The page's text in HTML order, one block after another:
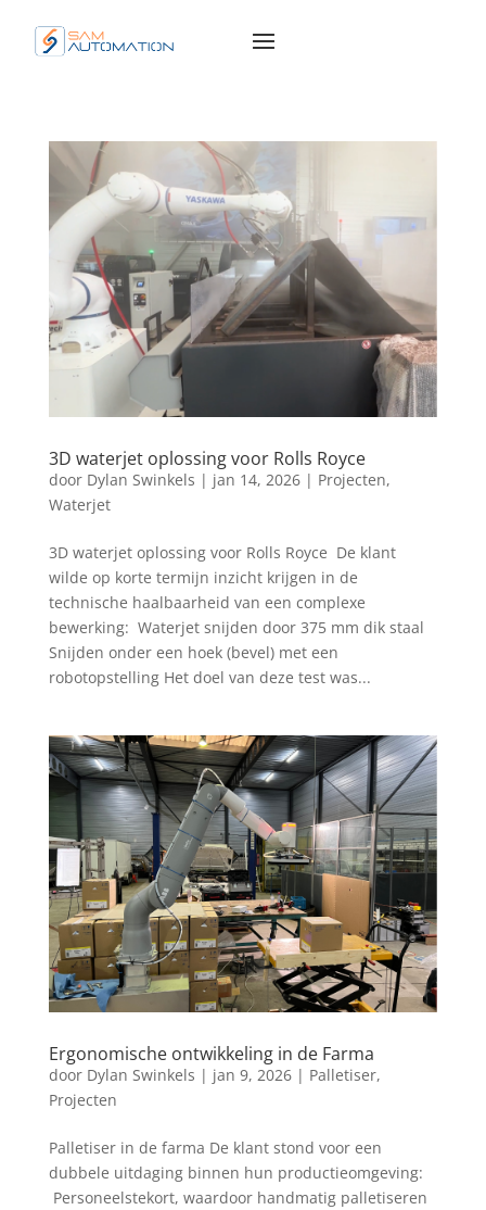
3D waterjet oplossing voor Rolls Royce
door Dylan Swinkels | jan 14, 2026| Projecten,
Waterjet
3D waterjet oplossing voor Rolls Royce De klant
wilde op korte termijn inzicht krijgen in de
technische haalbaarheid van een complexe
bewerking: Waterjet snijden door 375 mm dik staal
Snijden onder een hoek (bevel) met een
robotopstelling Het doel van deze test was...
Ergonomische ontwikkeling in de Farma
door Dylan Swinkels | jan 9, 2026| Palletiser,
Projecten
Palletiser in de farma De klant stond voor een
dubbele uitdaging binnen hun productieomgeving:
Personeelstekort, waardoor handmatig palletiseren